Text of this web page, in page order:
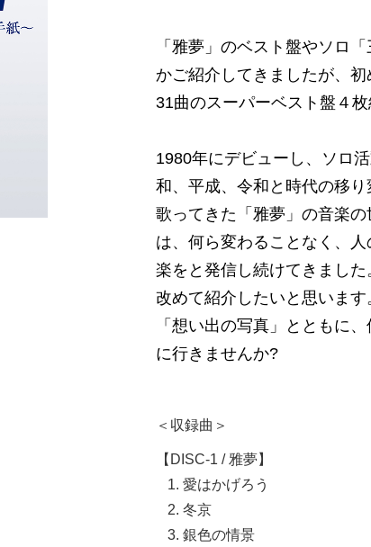
「雅夢」のベスト盤やソロ
かご紹介してきましたが、
31曲のスーパーベスト盤４
1980年にデビューし、ソロ
和、平成、令和と時代の移
歌ってきた「雅夢」の音楽
は、何ら変わることなく、
楽をと発信し続けてきまし
改めて紹介したいと思います
「想い出の写真」とともに
に行きませんか?
＜収録曲＞
【DISC-1 / 雅夢】
愛はかげろう
冬京
銀色の情景